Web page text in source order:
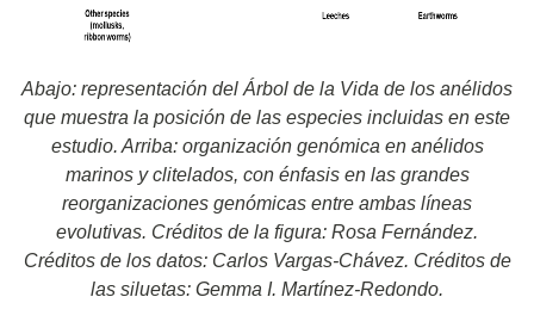
Abajo: representación del Árbol de la Vida de los anélidos
que muestra la posición de las especies incluidas en este
estudio. Arriba: organización genómica en anélidos
marinos y clitelados, con énfasis en las grandes
reorganizaciones genómicas entre ambas líneas
evolutivas. Créditos de la figura: Rosa Fernández.
Créditos de los datos: Carlos Vargas-Chávez. Créditos de
las siluetas: Gemma I. Martínez-Redondo.